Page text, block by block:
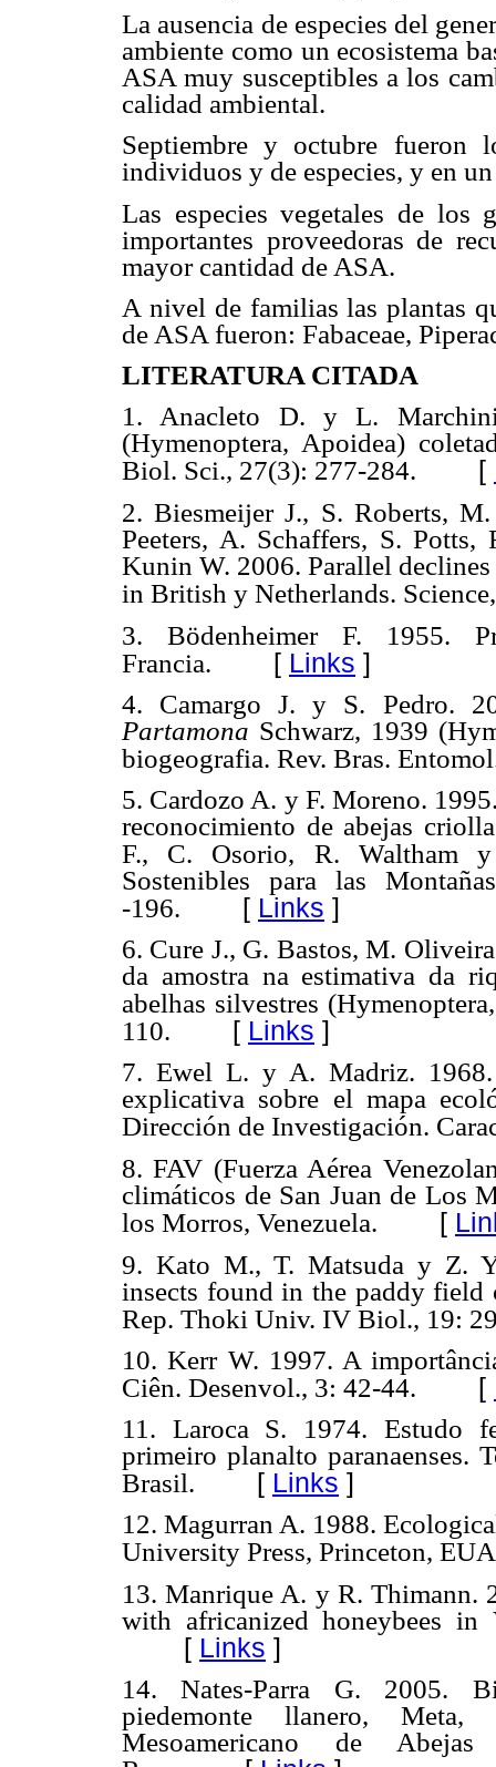
La ausencia de especies del
ambiente como un ecosistema
ASAmuy susceptibles a los
calidad ambiental.
Septiembre y octubre fueron
individuos y de especies, y en
Las especies vegetales de los
importantes proveedoras de
mayor cantidad de ASA.
A nivel de familias las plantas
de ASA fueron: Fabaceae,
LITERATURA CITADA
1. Anacleto D. y L.
(Hymenoptera, Apoidea)
Biol. Sci., 27(3): 277-284. [
2. Biesmeijer J., S. Roberts,
Peeters, A. Schaffers, S. Potts,
KuninW. 2006. Parallel
in British y Netherlands.
3. Bödenheimer F. 1955.
Francia. [ Links ]
4. Camargo J. y S. Pedro.
Partamona Schwarz, 1939
biogeografia. Rev. Bras.
5. Cardozo A. y F. Moreno.
reconocimiento de abejas
F., C. Osorio, R. Waltham
Sostenibles para las
-196. [ Links ]
6. Cure J., G. Bastos, M.
da amostra na estimativa da
abelhas silvestres
110. [ Links ]
7. Ewel L. y A. Madriz.
explicativa sobre el mapa
Dirección de Investigación.
8. FAV (Fuerza Aérea
climáticos de San Juan de Los
los Morros, Venezuela. [
9. Kato M., T. Matsuda y Z.
insects found in the paddy field
Rep. Thoki Univ. IV Biol., 19:
10. Kerr W. 1997. A
Ciên. Desenvol., 3: 42-44. [
11. Laroca S. 1974. Estudo
primeiro planalto paranaenses.
Brasil. [ Links ]
12. Magurran A. 1988.
University Press, Princeton,
13. Manrique A. y R. Thimann.
with africanized honeybeesin
[ Links ]
14. Nates-Parra G. 2005.
piedemonte llanero,
Mesoamericano de